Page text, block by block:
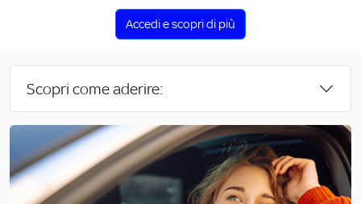
Accedi e scopri di più
Scopri come aderire: